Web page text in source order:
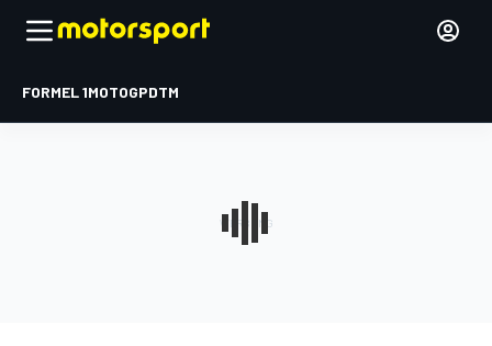
FORMEL 1MOTOGPDTM